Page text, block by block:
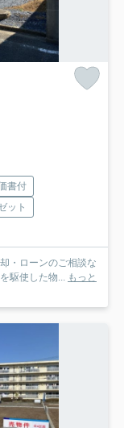
書付
ット
・ローンのご相談な
駆使した物...
もっと